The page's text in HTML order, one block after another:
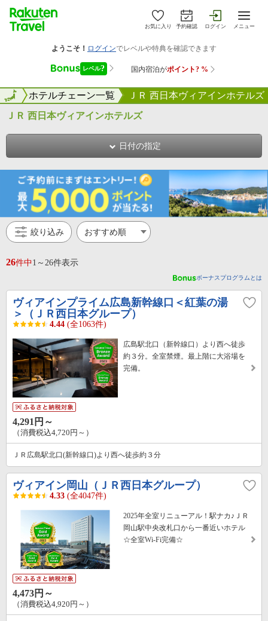
お気に入り 予約確認 ログイン メニュー
プ ホテルチェーン一覧 ＪＲ 西日本ヴィアインホテルズ
全国
ＪＲ 西日本ヴィアインホテルズ
日付の指定
絞り込み
26件中1～26件表示
ボーナスプログラムとは
ヴィアインプライム広島新幹線口＜紅葉の湯
＞（ＪＲ西日本グループ）
4.44 (全1063件)
広島駅北口（新幹線口）より西へ徒歩
約３分。全室禁煙。最上階に大浴場を
完備。
4,291円～
（消費税込4,720円～）
ＪＲ広島駅北口(新幹線口)より西へ徒歩約３分
ヴィアイン岡山（ＪＲ西日本グループ）
4.33 (全4047件)
2025年全室リニューアル！駅ナカ♪ＪＲ
岡山駅中央改札口から一番近いホテル
☆全室Wi-Fi完備☆
4,473円～
（消費税込4,920円～）